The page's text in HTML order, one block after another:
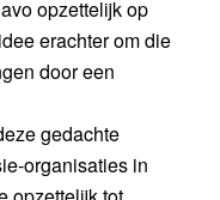
opzettelijk op
erachter om die
door een
gedachte
organisaties in